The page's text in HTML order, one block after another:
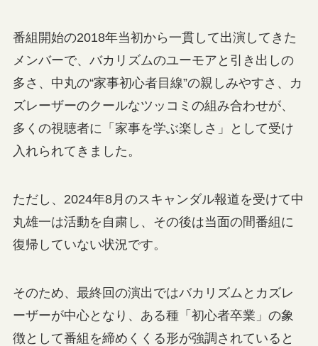
番組開始の2018年当初から一貫して出演してきた
メンバーで、バカリズムのユーモアと引き出しの
多さ、中丸の“家事初心者目線”の親しみやすさ、カ
ズレーザーのクールなツッコミの組み合わせが、
多くの視聴者に「家事を学ぶ楽しさ」として受け
入れられてきました。
ただし、2024年8月のスキャンダル報道を受けて中
丸雄一は活動を自粛し、その後は当面の間番組に
復帰していない状況です。
そのため、最終回の演出ではバカリズムとカズレ
ーザーが中心となり、ある種「初心者卒業」の象
徴として番組を締めくくる形が強調されていると